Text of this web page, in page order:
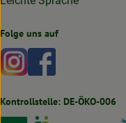
Folge uns auf
Externer Link zu
Kontrollstelle: DE-ÖKO-006